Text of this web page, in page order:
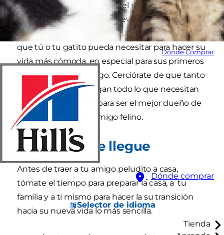
Dónde Comprar
Dónde comprar
Selector de idioma
Tienda
Incluso si este gatito no es el primero que
tienes, adoptar un gato nuevo puede ser
emocionante y abrumador. Es fácil olvidar algo
que tú o tu gatito pueda necesitar para hacer su
vida más cómoda, en especial para sus primeros
días o semanas contigo. Cerciórate de que tanto
tú como tu gato tengan todo lo que necesitan
siguiendo estos tips para ser el mejor dueño de
gato para tu nuevo amigo felino.
Antes de que llegue
Antes de traer a tu amigo peludito a casa,
tómate el tiempo para preparar la casa, a tu
familia y a ti mismo para hacer la su transición
hacia su nueva vida lo más sencilla.